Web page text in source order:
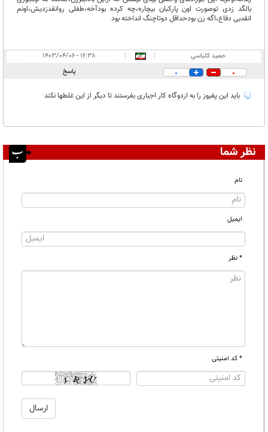
بالگد زدی توصورت اون پارکبان بیچاره،چه کرده بودآخه،طفلی روانقدزدیش،اونم
انقدبی دفاع،اگه زن بودحداقل دوتاچنگ انداخته بود
حمید کلباسی |
|
۱۶:۳۸ - ۱۴۰۳/۰۴/۰۶
0
0 پاسخ
باید این پفیوز را به اردوگاه کار اجباری بفرستند تا دیگر از این غلطها نکند
نظر شما
نام
ایمیل
* نظر
* کد امنیتی